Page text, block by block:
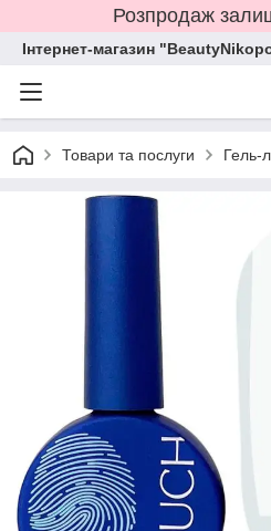
Розпродаж
Інтернет-магазин
Товари та послуги Гель-